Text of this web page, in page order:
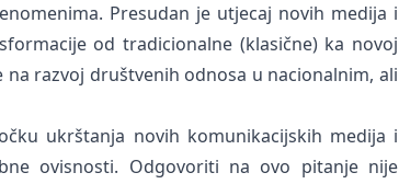
Presudan je utjecaj novih medija i
od tradicionalne (klasične) ka novoj
razvoj društvenih odnosa u nacionalnim, ali
ukrštanja novih komunikacijskih medija i
ovisnosti. Odgovoriti na ovo pitanje nije